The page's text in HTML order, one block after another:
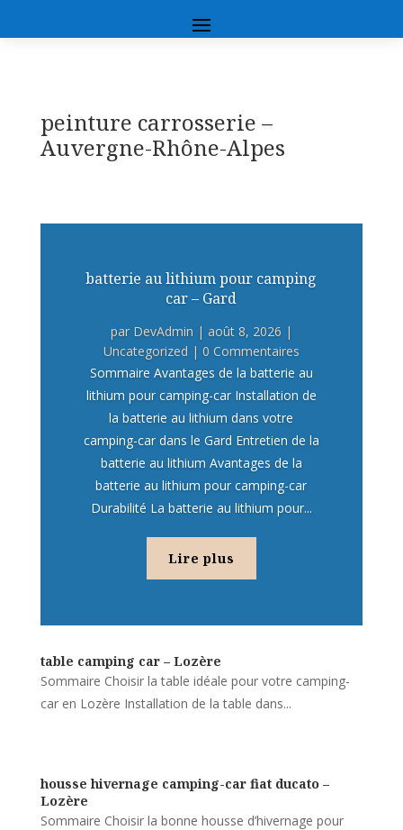
peinture carrosserie –
Auvergne-Rhône-Alpes
batterie au lithium pour camping
car – Gard
par DevAdmin | août 8, 2026 |
Uncategorized | 0 Commentaires
Sommaire Avantages de la batterie au
lithium pour camping-car Installation de
la batterie au lithium dans votre
camping-car dans le Gard Entretien de la
batterie au lithium Avantages de la
batterie au lithium pour camping-car
Durabilité La batterie au lithium pour...
Lire plus
table camping car – Lozère
Sommaire Choisir la table idéale pour votre camping-
car en Lozère Installation de la table dans...
housse hivernage camping-car fiat ducato –
Lozère
Sommaire Choisir la bonne housse d’hivernage pour